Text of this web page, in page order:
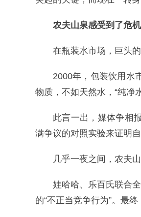
农夫山泉感受到了危机
在瓶装水市场，巨头
2000年，包装饮用水
物质，不如天然水，“纯净
此言一出，媒体争相
满争议的对照实验来证明
几乎一夜之间，农夫山
娃哈哈、乐百氏联合
的“不正当竞争行为”。最